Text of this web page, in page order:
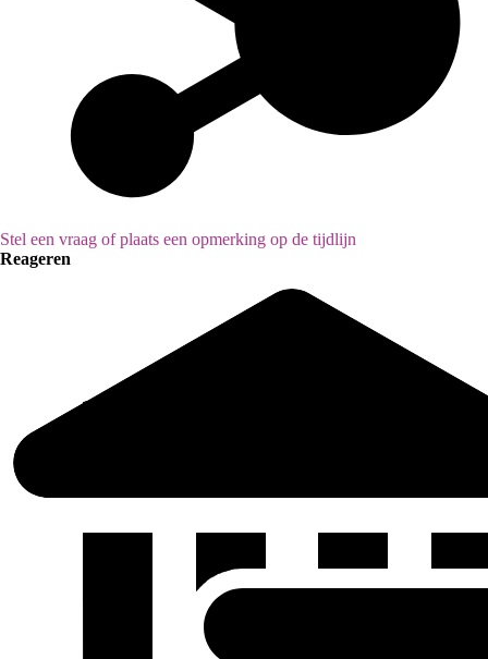
Stel een vraag of plaats een opmerking op de tijdlijn
Reageren